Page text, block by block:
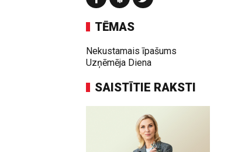
TĒMAS
Nekustamais īpašums
Uzņēmēja Diena
SAISTĪTIE RAKSTI